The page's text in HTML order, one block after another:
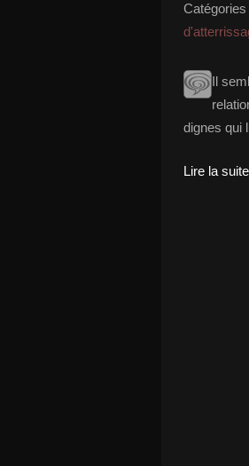
Catégories
Il
dignes qui
Lire la suite